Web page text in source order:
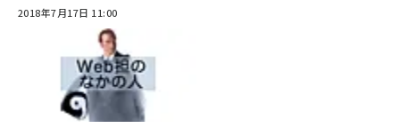
2018年7月17日 11:00